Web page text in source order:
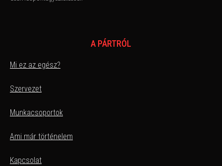
A PÁRTRÓL
Mi ez az egész?
Szervezet
Munkacsoportok
Ami már történelem
Kapcsolat